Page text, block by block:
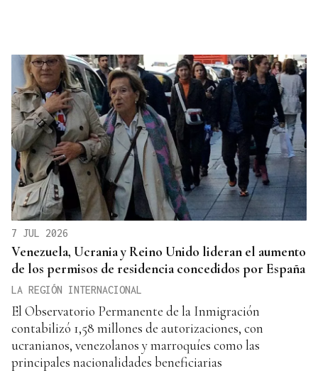
7 JUL 2026
Venezuela, Ucrania y Reino Unido lideran el aumento
de los permisos de residencia concedidos por España
LA REGIÓN INTERNACIONAL
El Observatorio Permanente de la Inmigración
contabilizó 1,58 millones de autorizaciones, con
ucranianos, venezolanos y marroquíes como las
principales nacionalidades beneficiarias